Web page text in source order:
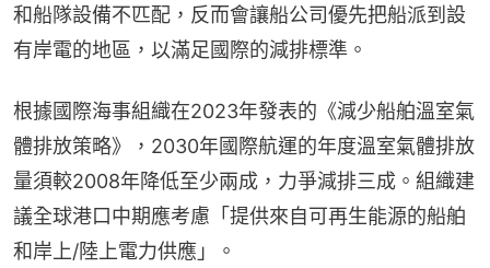
和船隊設備不匹配，反而會讓船公司優先把船派到設
有岸電的地區，以滿足國際的減排標準。
根據國際海事組織在2023年發表的《減少船舶溫室氣
體排放策略》，2030年國際航運的年度溫室氣體排放
量須較2008年降低至少兩成，力爭減排三成。組織建
議全球港口中期應考慮「提供來自可再生能源的船舶
和岸上/陸上電力供應」。